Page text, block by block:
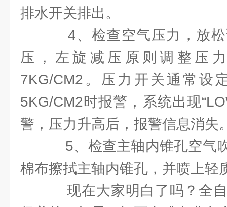
排水开关排出。
4、检查空气压力，放松
压，左旋减压原则调整压
7KG/CM2。压力开关通常设
5KG/CM2时报警，系统出现
警，压力升高后，报警信息消失
5、检查主轴内锥孔空气
棉布擦拭主轴内锥孔，并喷上轻
现在大家明白了吗？全